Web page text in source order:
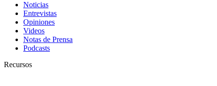
Noticias
Entrevistas
Opiniones
Videos
Notas de Prensa
Podcasts
Recursos